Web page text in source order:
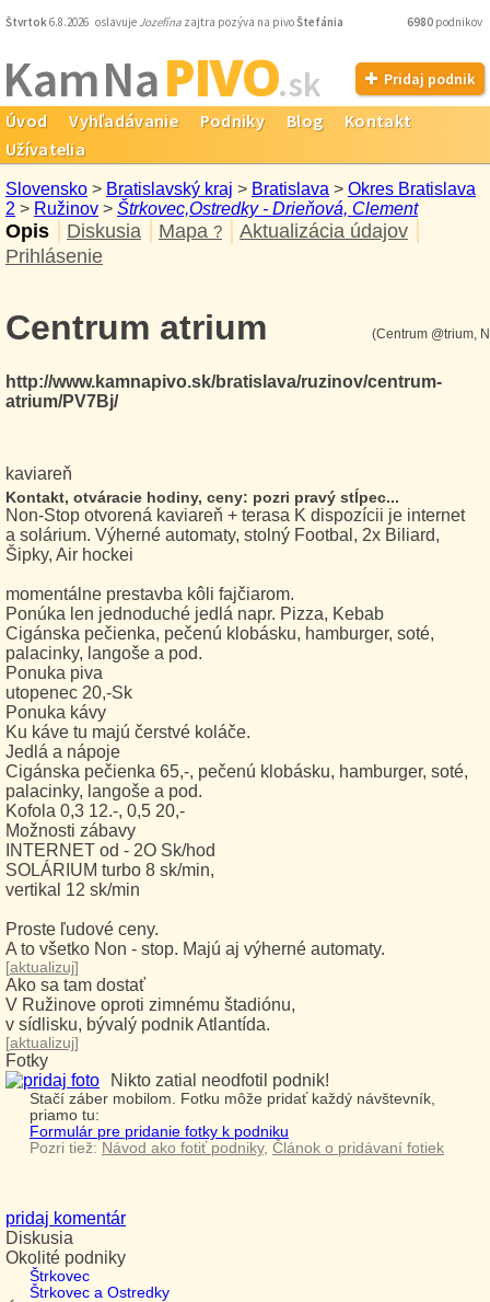
Štvrtok6.8.2026 oslavuje Jozefína zajtra pozýva na pivoŠtefánia 6980 podnikov
Kam NaPIVO.sk Pridaj podnik
Úvod Vyhľadávanie Podniky Blog
Kontakt
Užívatelia
Slovensko > Bratislavský kraj > Bratislava > Okres Bratislava
2 > Ružinov > Štrkovec,Ostredky - Drieňová, Clement
Opis Diskusia Mapa ?
Aktualizácia údajov
Prihlásenie
Centrum atrium
http://www.kamnapivo.sk/bratislava/ruzinov/centrum-
atrium/PV7Bj/
kaviareň
(Centrum @trium,
Kontakt, otváracie hodiny, ceny: pozri pravý stĺpec...
Non-Stop otvorená kaviareň + terasa K dispozícii je internet
a solárium. Výherné automaty, stolný Footbal, 2x Biliard,
Šipky, Air hockei
momentálne prestavba kôli fajčiarom.
Ponúka len jednoduché jedlá napr. Pizza, Kebab
Cigánska pečienka, pečenú klobásku, hamburger, soté,
palacinky, langoše a pod.
Ponuka piva
utopenec 20,-Sk
Ponuka kávy
Ku káve tu majú čerstvé koláče.
Jedlá a nápoje
Cigánska pečienka 65,-, pečenú klobásku, hamburger, soté,
palacinky, langoše a pod.
Kofola 0,3 12.-, 0,5 20,-
Možnosti zábavy
INTERNET od - 2O Sk/hod
SOLÁRIUM turbo 8 sk/min,
vertikal 12 sk/min
Proste ľudové ceny.
A to všetko Non - stop. Majú aj výherné automaty.
[aktualizuj]
Ako sa tam dostať
V Ružinove oproti zimnému štadiónu,
v sídlisku, bývalý podnik Atlantída.
[aktualizuj]
Fotky
Nikto zatial neodfotil podnik!
Stačí záber mobilom. Fotku môže pridať každý návštevník,
priamo tu:
Formulár pre pridanie fotky k podniku
Pozri tiež: Návod ako fotiť podniky, Článok o pridávaní fotiek
pridaj komentár
Diskusia
Okolité podniky
Štrkovec
Štrkovec a Ostredky